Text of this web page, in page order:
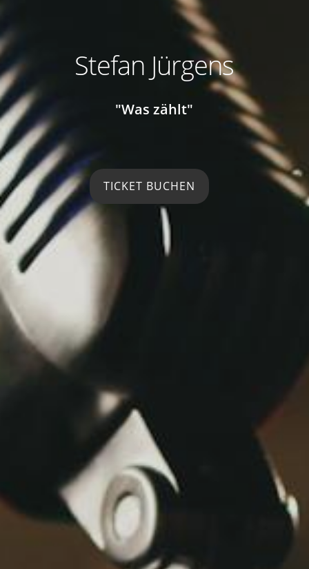
Stefan Jürgens
"Was zählt"
TICKET BUCHEN